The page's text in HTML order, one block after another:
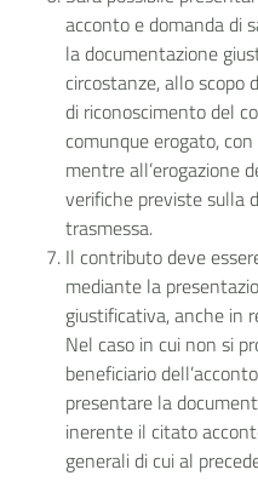
acconto e domanda di
la documentazione
circostanze, allo scopo
di riconoscimento del
comunque erogato,
mentre all’erogazione
verifiche previste sulla
trasmessa.
Il contributo deve
mediante la
giustificativa, anche in
Nel caso in cui non si
beneficiario
presentare la
inerente il citato
generali di cui al